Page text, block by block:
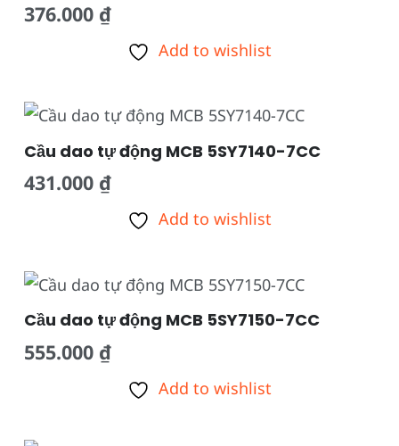
376.000 ₫
Add to wishlist
Cầu dao tự động MCB 5SY7140-7CC
431.000 ₫
Add to wishlist
Cầu dao tự động MCB 5SY7150-7CC
555.000 ₫
Add to wishlist